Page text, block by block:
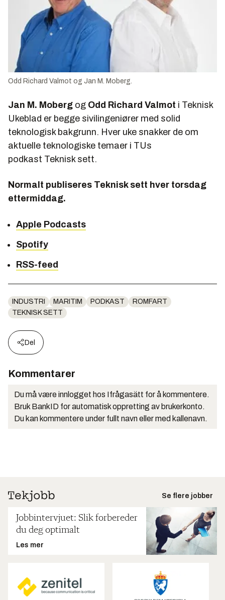
Odd Richard Valmot og Jan M. Moberg.
Jan M. Moberg og Odd Richard Valmot i Teknisk
Ukeblad er begge sivilingeniører med solid
teknologisk bakgrunn. Hver uke snakker de om
aktuelle teknologiske temaer i TUs
podkast Teknisk sett.
Normalt publiseres Teknisk sett hver torsdag
ettermiddag.
Apple Podcasts
Spotify
RSS-feed
INDUSTRI MARITIM PODKAST
ROMFART
TEKNISK SETT
Del
Kommentarer
Du må være innlogget hos Ifrågasätt for å kommentere.
Bruk BankID for automatisk oppretting av brukerkonto.
Du kan kommentere under fullt navn eller med kallenavn.
Se flere jobber
Jobbintervjuet: Slik forbereder
du deg optimalt
Les mer